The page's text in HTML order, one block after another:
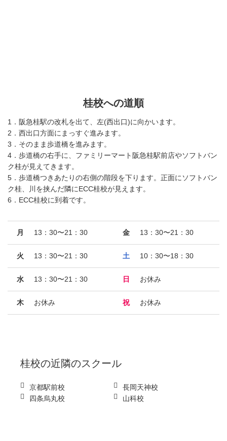
桂校への道順
1．阪急桂駅の改札を出て、左(西出口)に向かいます。
2．西出口方面にまっすぐ進みます。
3．そのまま歩道橋を進みます。
4．歩道橋の右手に、ファミリーマート阪急桂駅前店やソフトバン
ク桂が見えてきます。
5．歩道橋つきあたりの右側の階段を下ります。正面にソフトバン
ク桂、川を挟んだ隣にECC桂校が見えます。
6．ECC桂校に到着です。
月 13：30〜21：30
火 13：30〜21：30
水 13：30〜21：30
木 お休み
金 13：30〜21：30
土 10：30〜18：30
日 お休み
祝 お休み
桂校の近隣のスクール
京都駅前校
長岡天神校
四条烏丸校
山科校